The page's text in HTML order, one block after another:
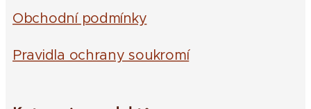
Obchodní podmínky
Pravidla ochrany soukromí